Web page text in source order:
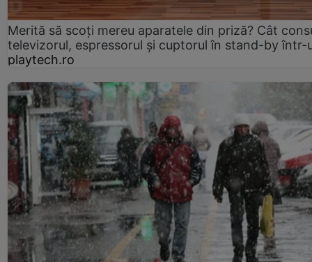
Merită să scoți mereu aparatele din priză? Cât
televizorul, espressorul și cuptorul în stand-by într-
playtech.ro